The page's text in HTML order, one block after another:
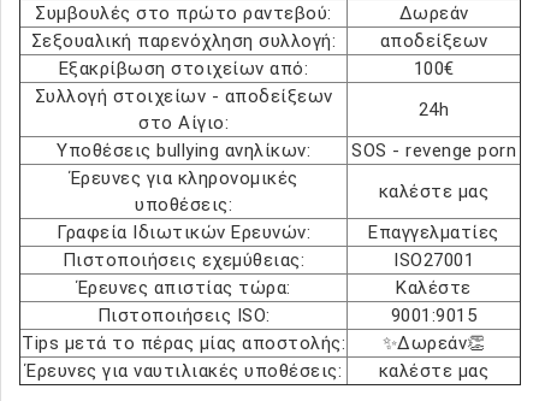
Συμβουλές στο πρώτο ραντεβού:
Δωρεάν
Σεξουαλική παρενόχληση συλλογή:
αποδείξεων
Εξακρίβωση στοιχείων από:
100€
Συλλογή στοιχείων - αποδείξεων
στο Αίγιο:
24h
Υποθέσεις bullying ανηλίκων:
SOS - revenge porn
Έρευνες για κληρονομικές
υποθέσεις:
καλέστε μας
Γραφεία Ιδιωτικών Ερευνών:
Επαγγελματίες
Πιστοποιήσεις εχεμύθειας:
ISO27001
Έρευνες απιστίας τώρα:
Καλέστε
Πιστοποιήσεις ISO:
9001:9015
Tips μετά το πέρας μίας αποστολής:
✨Δωρεάν👏
Έρευνες για ναυτιλιακές υποθέσεις:
καλέστε μας